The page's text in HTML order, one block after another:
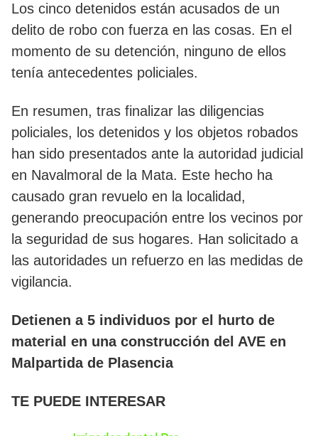
Los cinco detenidos están acusados de un
delito de robo con fuerza en las cosas. En el
momento de su detención, ninguno de ellos
tenía antecedentes policiales.
En resumen, tras finalizar las diligencias
policiales, los detenidos y los objetos robados
han sido presentados ante la autoridad judicial
en Navalmoral de la Mata. Este hecho ha
causado gran revuelo en la localidad,
generando preocupación entre los vecinos por
la seguridad de sus hogares. Han solicitado a
las autoridades un refuerzo en las medidas de
vigilancia.
Detienen a 5 individuos por el hurto de
material en una construcción del AVE en
Malpartida de Plasencia
TE PUEDE INTERESAR